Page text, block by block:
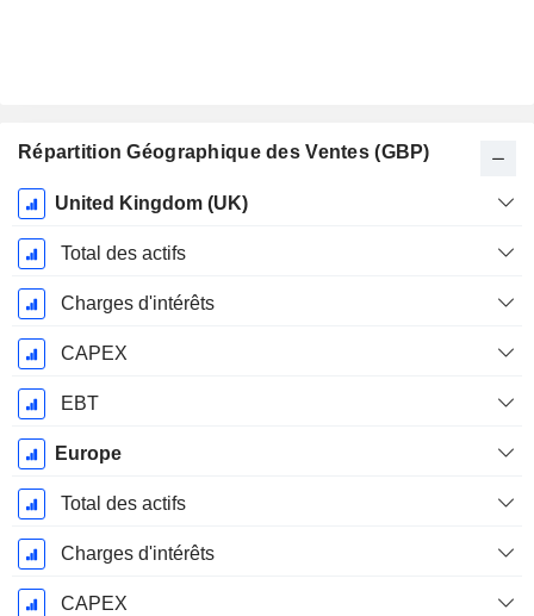
Répartition Géographique des Ventes (GBP)
Période
Fiscale:
Décembre
United Kingdom (UK)
Total des actifs
Charges d'intérêts
CAPEX
EBT
Europe
Total des actifs
Charges d'intérêts
CAPEX